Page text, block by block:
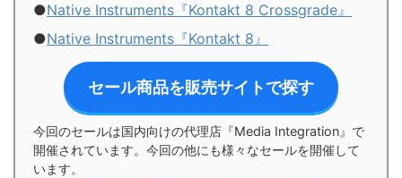
●Native Instruments『Kontakt 8 Crossgrade』
●Native Instruments『Kontakt 8』
セール商品を販売サイトで探す
今回のセールは国内向けの代理店『Media Integration』で
開催されています。今回の他にも様々なセールを開催して
います。